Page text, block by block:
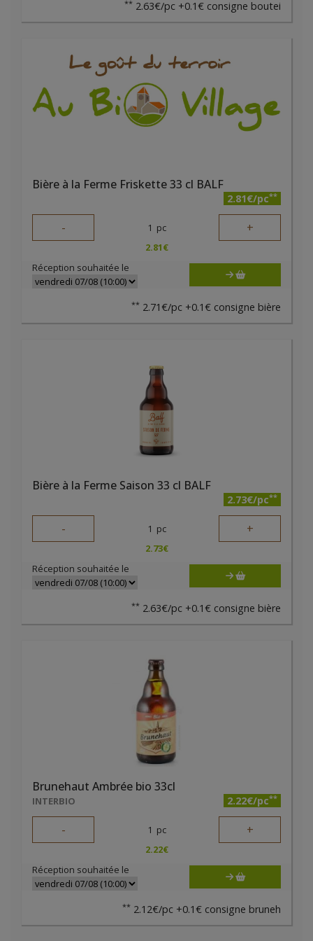
** 2.63€/pc +0.1€ consigne boutei
Bière à la Ferme Friskette 33 cl BALF
2.81€/pc**
- 1 pc +
2.81€
Réception souhaitée le
** 2.71€/pc +0.1€ consigne bière
Bière à la Ferme Saison 33 cl BALF
2.73€/pc**
- 1 pc +
2.73€
Réception souhaitée le
** 2.63€/pc +0.1€ consigne bière
Brunehaut Ambrée bio 33cl
INTERBIO 2.22€/pc**
- 1 pc +
2.22€
Réception souhaitée le
** 2.12€/pc +0.1€ consigne bruneh